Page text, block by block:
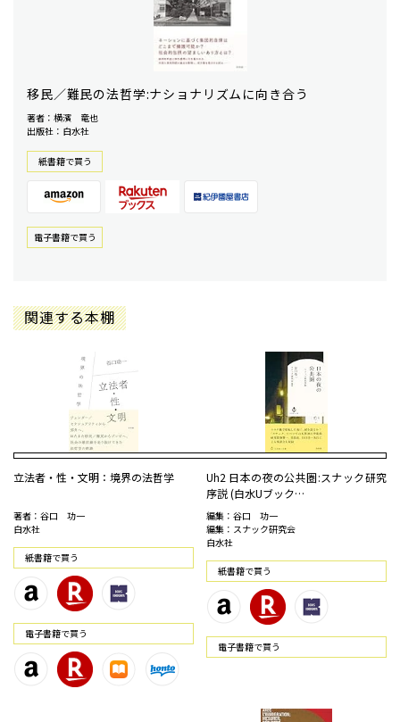
移民／難民の法哲学:ナショナリズムに向き合う
著者：横濱 竜也
出版社：白水社
紙書籍で買う
電⼦書籍で買う
関連する本棚
立法者・性・文明：境界の法哲学
著者：谷口 功一
白水社
紙書籍で買う
電⼦書籍で買う
Uh2 日本の夜の公共圏:スナック研究
序説 (白水Uブック…
編集：谷口 功一
編集：スナック研究会
白水社
紙書籍で買う
電⼦書籍で買う